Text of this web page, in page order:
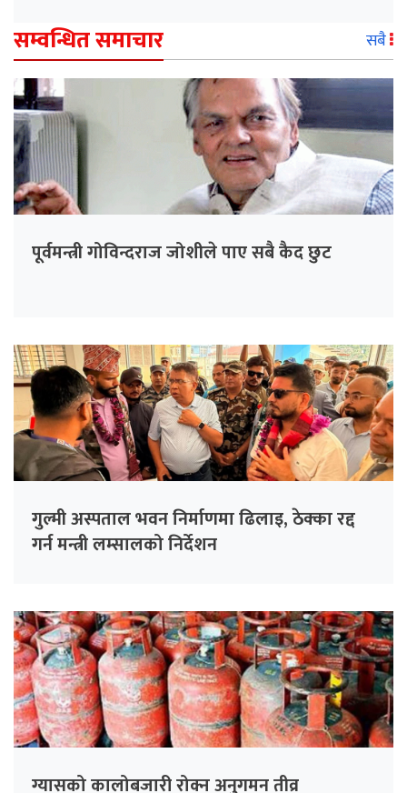
सम्वन्धित समाचार सबै
पूर्वमन्त्री गोविन्दराज जोशीले पाए सबै कैद छुट
गुल्मी अस्पताल भवन निर्माणमा ढिलाइ, ठेक्का रद्द
गर्न मन्त्री लम्सालको निर्देशन
ग्यासको कालोबजारी रोक्न अनुगमन तीव्र